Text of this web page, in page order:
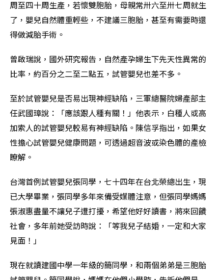
周至四十周生產，若懷雙胞胎，母親常卅六至卅七周就生
了，嬰兒自然體重輕些，不建議三胞胎，甚至有需要時還
得做減胎手術。
曾啟瑞說，國外研究報告，自然產孕婦生下先天性異常的
比率，約百分之二至二點五，試管嬰兒也差不多。
至於試管嬰兒是否易出現神經缺陷，三軍總醫院婦產部主
任武國璋說：「應該跟人種有關！」他表示，白種人或高
加索人的試管嬰兒較易有神經缺陷。陳信孚指出，如果女
性擔心試管嬰兒健康問題，可透過超音波或染色體的產檢
瞭解。
台灣首例試管嬰兒張同學，七十四年在台北榮總出生，現
已大學畢業，張同學多年來備受媒體注意，但張同學媽媽
張淑惠盡量不讓兒子遭打擾，希望他好好讀書，將來回饋
社會，多年前她受訪時說：「等我兒子結婚，一定和大家
見面！」
現在就讀建國中學一年級的簡同學，和兩個弟弟是三胞胎